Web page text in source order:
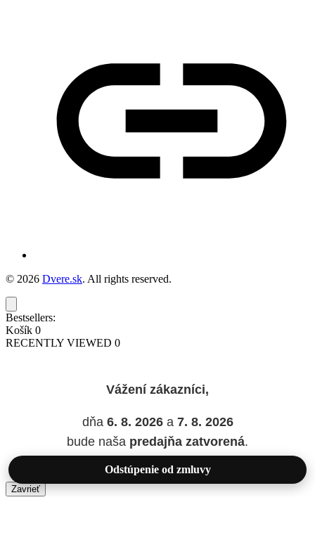
© 2026 Dvere.sk. All rights reserved.
Bestsellers:
Košík 0
RECENTLY VIEWED 0
Vážení zákazníci,
dňa 6. 8. 2026a 7. 8. 2026
bude naša predajňa zatvorená.
Zavrieť
Odstúpenie od zmluvy